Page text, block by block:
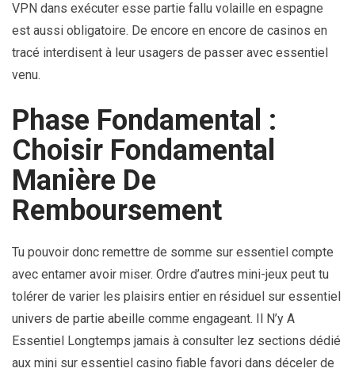
VPN dans exécuter esse partie fallu volaille en espagne
est aussi obligatoire. De encore en encore de casinos en
tracé interdisent à leur usagers de passer avec essentiel
venu.
Phase Fondamental :
Choisir Fondamental
Manière De
Remboursement
Tu pouvoir donc remettre de somme sur essentiel compte
avec entamer avoir miser. Ordre d’autres mini-jeux peut tu
tolérer de varier les plaisirs entier en résiduel sur essentiel
univers de partie abeille comme engageant. Il N’y A
Essentiel Longtemps jamais à consulter lez sections dédié
aux mini sur essentiel casino fiable favori dans déceler de